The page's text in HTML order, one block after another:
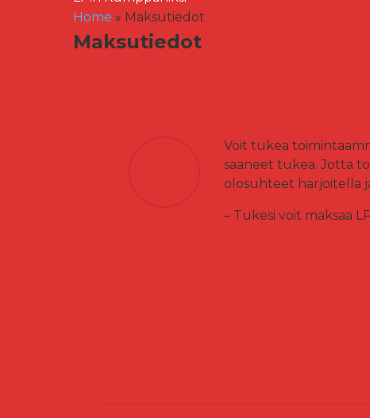
Home » Maksutiedot
Maksutiedot
Voit tukea
saaneet tukea. Jotta
olosuhteet harjoitella
– Tukesi voit maksaa